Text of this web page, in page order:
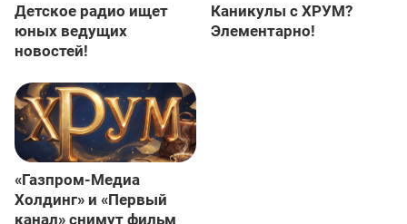
Детское радио ищет
юных ведущих
новостей!
Каникулы с ХРУМ?
Элементарно!
«Газпром-Медиа
Холдинг» и «Первый
канал» снимут фильм